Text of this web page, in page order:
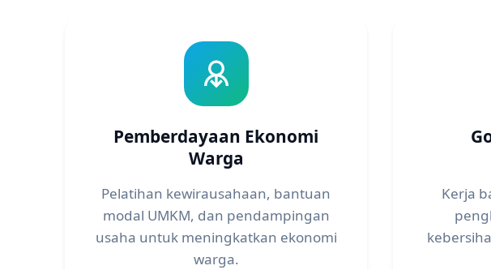
Pemberdayaan Ekonomi
Warga
Pelatihan kewirausahaan, bantuan
modal UMKM, dan pendampingan
usaha untuk meningkatkan ekonomi
warga.
Kerja